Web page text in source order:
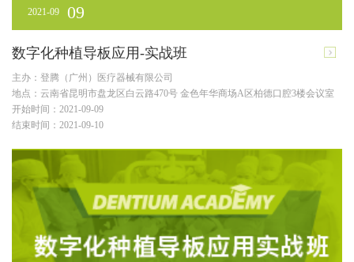
2021-09 09
数字化种植导板应用-实战班
主办：登腾（广州）医疗器械有限公司
地点：云南省昆明市盘龙区白云路470号 金色年华商场A区柏德口腔3楼会议室
开始时间：2021-09-09
结束时间：2021-09-10